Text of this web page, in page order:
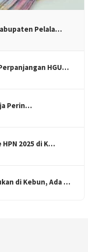
Pelala…
HGU…
Perin…
HPN 2025 di K…
di Kebun, Ada …